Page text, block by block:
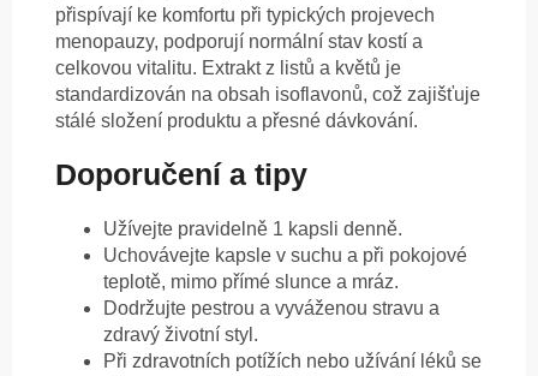
přispívají ke komfortu při typických projevech
menopauzy, podporují normální stav kostí a
celkovou vitalitu. Extrakt z listů a květů je
standardizován na obsah isoflavonů, což zajišťuje
stálé složení produktu a přesné dávkování.
Doporučení a tipy
Užívejte pravidelně 1 kapsli denně.
Uchovávejte kapsle v suchu a při pokojové
teplotě, mimo přímé slunce a mráz.
Dodržujte pestrou a vyváženou stravu a
zdravý životní styl.
Při zdravotních potížích nebo užívání léků se